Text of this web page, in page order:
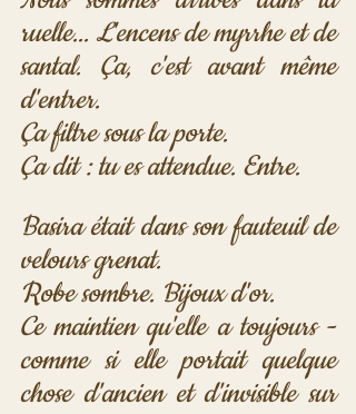
ruelle... L'encens de myrrhe et de
santal. Ça, c'est avant même
d'entrer.
Ça filtre sous la porte.
Ça dit : tu es attendue. Entre.
Basira était dans son fauteuil de
velours grenat.
Robe sombre. Bijoux d'or.
Ce maintien qu'elle a toujours -
comme si elle portait quelque
chose d'ancien et d'invisible sur